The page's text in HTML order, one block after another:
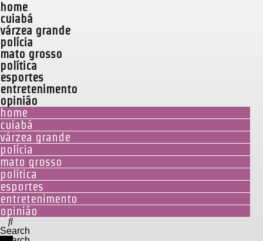
home
cuiabá
várzea grande
polícia
mato grosso
política
esportes
entretenimento
opinião
home
cuiabá
várzea grande
polícia
mato grosso
política
esportes
entretenimento
opinião
Search